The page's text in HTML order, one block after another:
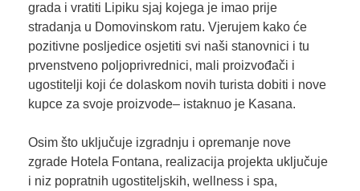
grada i vratiti Lipiku sjaj kojega je imao prije
stradanja u Domovinskom ratu. Vjerujem kako će
pozitivne posljedice osjetiti svi naši stanovnici i tu
prvenstveno poljoprivrednici, mali proizvođači i
ugostitelji koji će dolaskom novih turista dobiti i nove
kupce za svoje proizvode– istaknuo je Kasana.
Osim što uključuje izgradnju i opremanje nove
zgrade Hotela Fontana, realizacija projekta uključuje
i niz popratnih ugostiteljskih, wellness i spa,